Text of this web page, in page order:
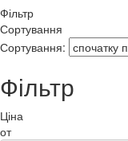
Фільтр
Сортування
Сортування:
Фільтр
Ціна
от